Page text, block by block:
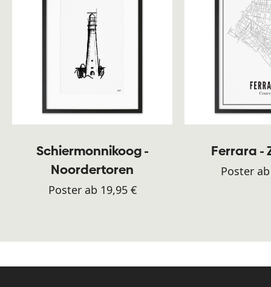
Schiermonnikoog -
Noordertoren
Poster ab 19,95 €
Ferrara -
Poster